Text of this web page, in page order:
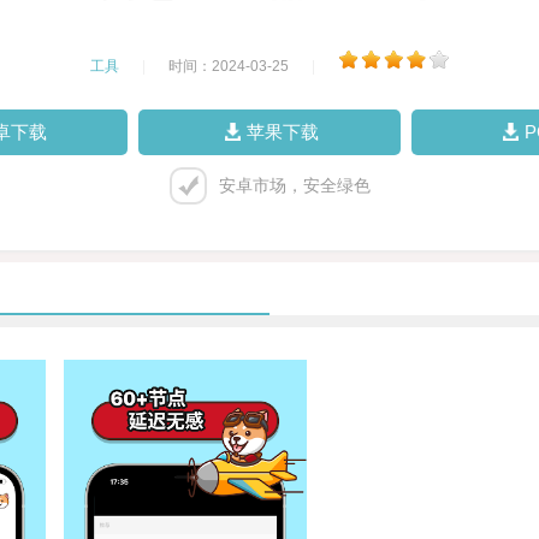
工具 时间：2024-03-25
下载 苹果下载
安卓市场，安全绿色